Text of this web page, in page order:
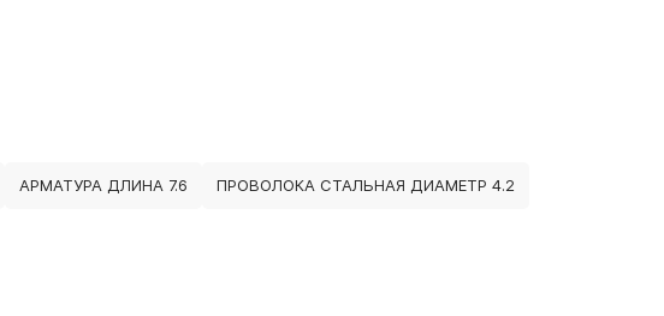
АРМАТУРА ДЛИНА 7.6 ПРОВОЛОКА СТАЛЬНАЯ ДИАМЕТР 4.2